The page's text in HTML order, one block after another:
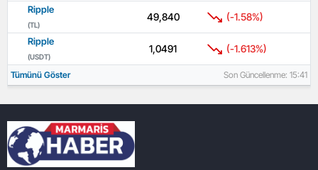
Ripple
(TL)
49,840 (-1.58%)
Ripple
(USDT)
1,0491 (-1.613%)
Tümünü Göster Son Güncellenme: 15:41